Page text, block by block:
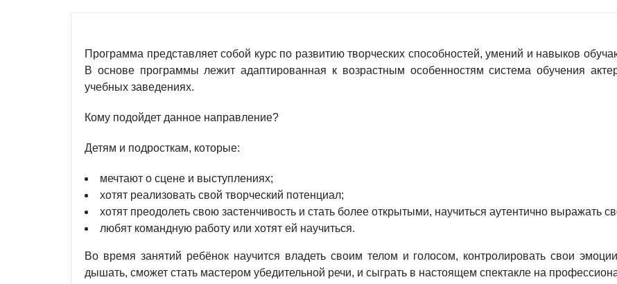
Программа представляет собой курс по развитию творческих способностей, умений и навыков
В основе программы лежит адаптированная к возрастным особенностям система обучения
учебных заведениях.
Кому подойдет данное направление?
Детям и подросткам, которые:
мечтают о сцене и выступлениях;
хотят реализовать свой творческий потенциал;
хотят преодолеть свою застенчивость и стать более открытыми, научиться аутентично выражать
любят командную работу или хотят ей научиться.
Во время занятий ребёнок научится владеть своим телом и голосом, контролировать свои
дышать, сможет стать мастером убедительной речи, и сыграть в настоящем спектакле на